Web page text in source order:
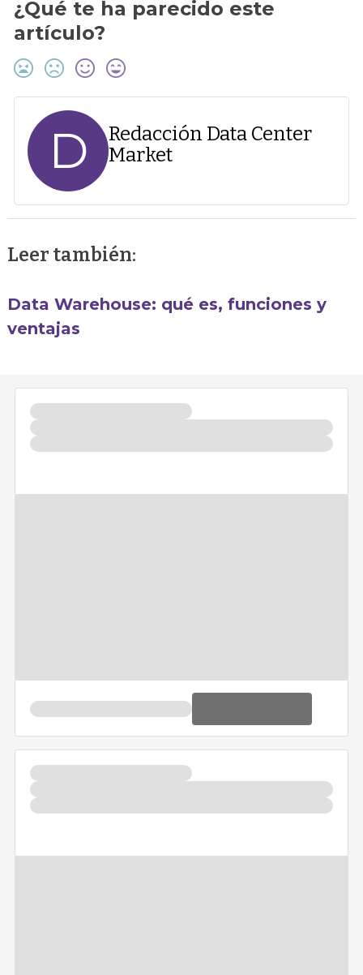
¿Qué te ha parecido este
artículo?
D
Redacción Data Center
Market
Leer también:
Data Warehouse: qué es, funciones y
ventajas